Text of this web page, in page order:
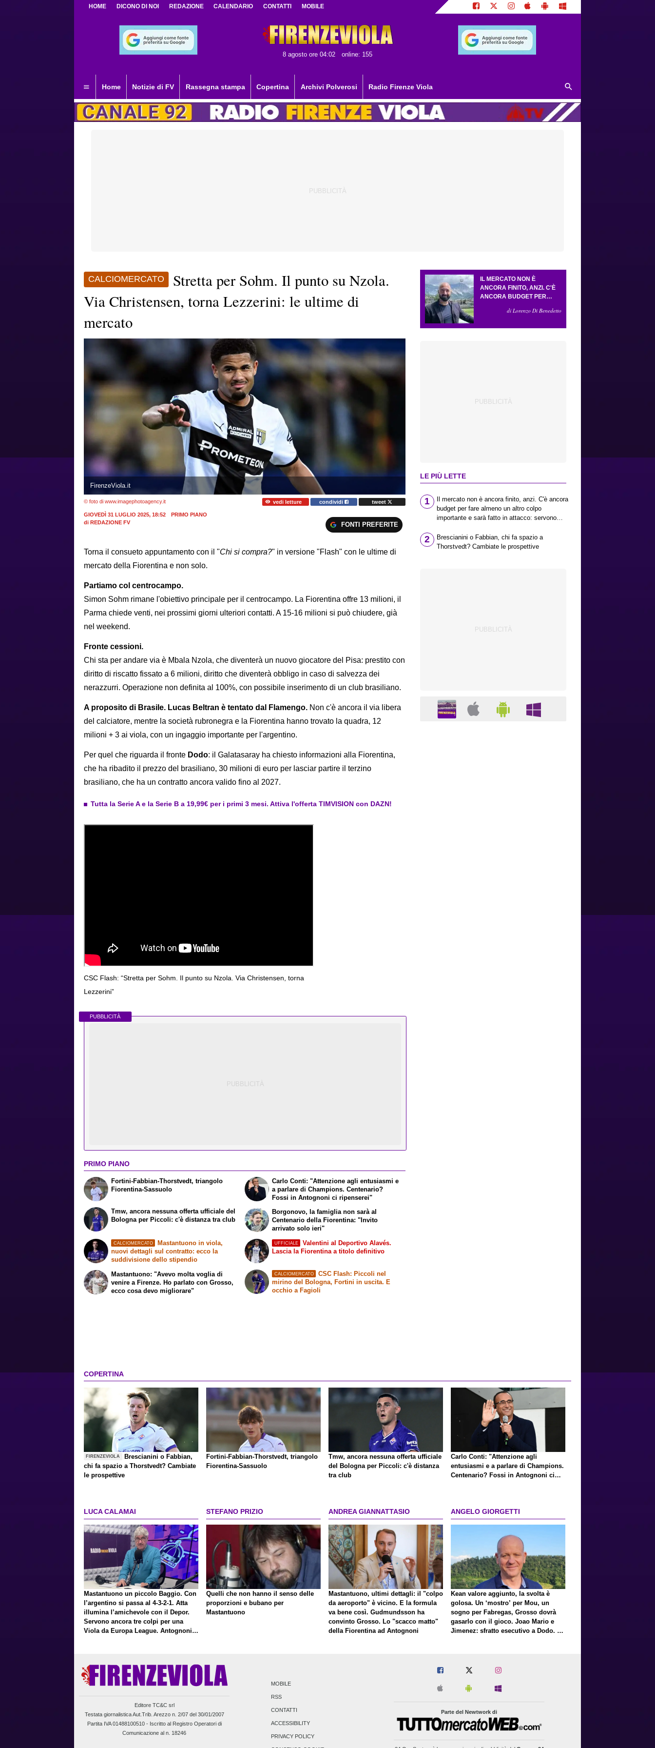
HOME DICONO DI NOI REDAZIONE CALENDARIO CONTATTI MOBILE
8 agosto ore 04:02 online: 155
Home Notizie di FV Rassegna stampa Copertina Archivi Polverosi Radio Firenze Viola
CALCIOMERCATO
Stretta per Sohm. Il punto su Nzola.
Via Christensen, torna Lezzerini: le ultime di
mercato
FirenzeViola.it
© foto di www.imagephotoagency.it vedi letture condividi tweet
GIOVEDÌ 31 LUGLIO 2025, 18:52
PRIMO PIANO
di REDAZIONE FV FONTI PREFERITE
Torna il consueto appuntamento con il "Chi si compra?" in versione "Flash" con le ultime di
mercato della Fiorentina e non solo.
Partiamo col centrocampo.
Simon Sohm rimane l'obiettivo principale per il centrocampo. La Fiorentina offre 13 milioni, il
Parma chiede venti, nei prossimi giorni ulteriori contatti. A 15-16 milioni si può chiudere, già
nel weekend.
Fronte cessioni.
Chi sta per andare via è Mbala Nzola, che diventerà un nuovo giocatore del Pisa: prestito con
diritto di riscatto fissato a 6 milioni, diritto che diventerà obbligo in caso di salvezza dei
nerazzurri. Operazione non definita al 100%, con possibile inserimento di un club brasiliano.
A proposito di Brasile. Lucas Beltran è tentato dal Flamengo. Non c'è ancora il via libera
del calciatore, mentre la società rubronegra e la Fiorentina hanno trovato la quadra, 12
milioni + 3 ai viola, con un ingaggio importante per l'argentino.
Per quel che riguarda il fronte Dodo: il Galatasaray ha chiesto informazioni alla Fiorentina,
che ha ribadito il prezzo del brasiliano, 30 milioni di euro per lasciar partire il terzino
brasiliano, che ha un contratto ancora valido fino al 2027.
Tutta la Serie A e la Serie B a 19,99€ per i primi 3 mesi. Attiva l'offerta TIMVISION con DAZN!
CSC Flash: “Stretta per Sohm. Il punto su Nzola. Via Christensen, torna
Lezzerini”
PUBBLICITÀ
PRIMO PIANO
Fortini-Fabbian-Thorstvedt, triangolo
Fiorentina-Sassuolo
Tmw, ancora nessuna offerta ufficiale del
Bologna per Piccoli: c'è distanza tra club
Carlo Conti: "Attenzione agli entusiasmi e
a parlare di Champions. Centenario?
Fossi in Antognoni ci ripenserei"
Borgonovo, la famiglia non sarà al
Centenario della Fiorentina: "Invito
arrivato solo ieri"
CALCIOMERCATO
Mastantuono in viola,
nuovi dettagli sul contratto: ecco la
suddivisione dello stipendio
Mastantuono: "Avevo molta voglia di
venire a Firenze. Ho parlato con Grosso,
ecco cosa devo migliorare"
UFFICIALE
Valentini al Deportivo Alavés.
Lascia la Fiorentina a titolo definitivo
CALCIOMERCATO
CSC Flash: Piccoli nel
mirino del Bologna, Fortini in uscita. E
occhio a Fagioli
IL MERCATO NON È
ANCORA FINITO, ANZI. C'È
ANCORA BUDGET PER
COLPO IMPORTANTE E
di Lorenzo Di Benedetto
LE PIÙ LETTE
1
Il mercato non è ancora finito, anzi. C'è ancora
budget per fare almeno un altro colpo
importante e sarà fatto in attacco: servono
il Bologna: caccia al giusto incastro
2
Brescianini o Fabbian, chi fa spazio a
Thorstvedt? Cambiate le prospettive
COPERTINA
FIRENZEVIOLA
Brescianini o Fabbian,
chi fa spazio a Thorstvedt? Cambiate
le prospettive
Fortini-Fabbian-Thorstvedt, triangolo
Fiorentina-Sassuolo
Tmw, ancora nessuna offerta ufficiale
del Bologna per Piccoli: c'è distanza
tra club
Carlo Conti: "Attenzione agli
entusiasmi e a parlare di Champions.
Centenario? Fossi in Antognoni ci
LUCA CALAMAI
Mastantuono un piccolo Baggio. Con
l’argentino si passa al 4-3-2-1. Atta
illumina l’amichevole con il Depor.
Servono ancora tre colpi per una
Viola da Europa League. Antognoni,
STEFANO PRIZIO
Quelli che non hanno il senso delle
proporzioni e bubano per
Mastantuono
ANDREA GIANNATTASIO
Mastantuono, ultimi dettagli: il "colpo
da aeroporto" è vicino. E la formula
va bene così. Gudmundsson ha
convinto Grosso. Lo "scacco matto"
della Fiorentina ad Antognoni
ANGELO GIORGETTI
Kean valore aggiunto, la svolta è
golosa. Un ‘mostro’ per Mou, un
sogno per Fabregas, Grosso dovrà
gasarlo con il gioco. Joao Mario e
Jimenez: sfratto esecutivo a Dodo. E
Editore TC&C srl
Testata giornalistica Aut.Trib. Arezzo n. 2/07 del 30/01/2007
Partita IVA 01488100510 - Iscritto al Registro Operatori di
Comunicazione al n. 18246
MOBILE
RSS
CONTATTI
ACCESSIBILITY
PRIVACY POLICY
Parte del Newtwork di